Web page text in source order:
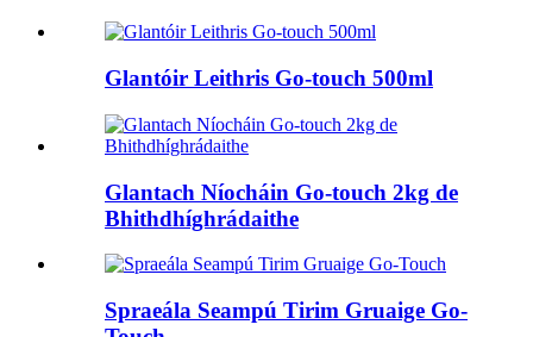
Glantóir Leithris Go-touch 500ml
Glantach Níocháin Go-touch 2kg de
Bhithdhíghrádaithe
Spraeála Seampú Tirim Gruaige Go-